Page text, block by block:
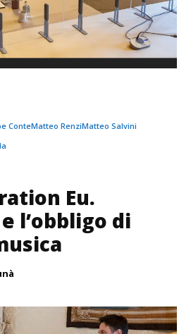
ConteMatteo RenziMatteo Salvini
Eu.
l’obbligo di